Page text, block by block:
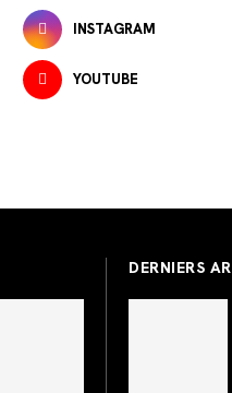
INSTAGRAM
YOUTUBE
DERNIERS